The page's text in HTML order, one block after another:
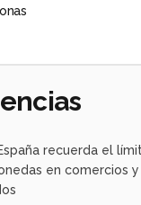
recuerda el
en comercios y